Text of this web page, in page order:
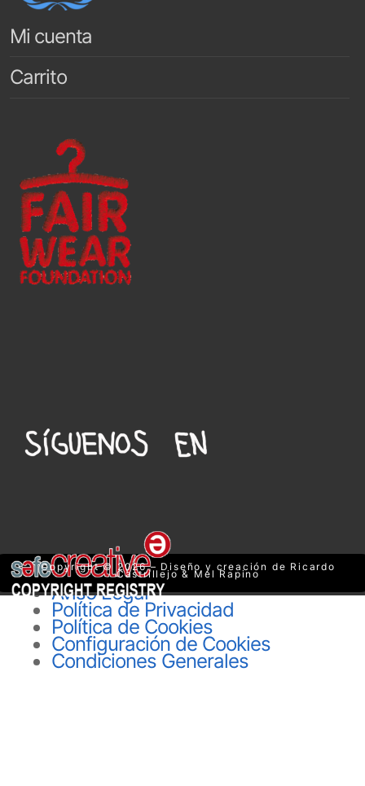
Mi cuenta
Carrito
Copyright © 2026 – Diseño y creación de Ricardo
Castrillejo & Mel Rapino
Aviso Legal
Política de Privacidad
Política de Cookies
Configuración de Cookies
Condiciones Generales